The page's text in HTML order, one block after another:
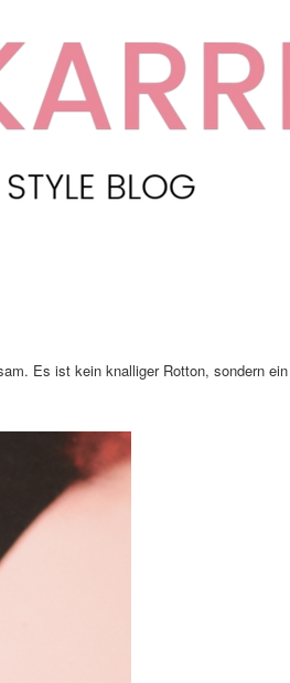
Es ist kein knalliger Rotton, sondern ein